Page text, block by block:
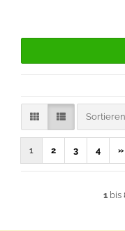
1 2 3 4 »
1bis